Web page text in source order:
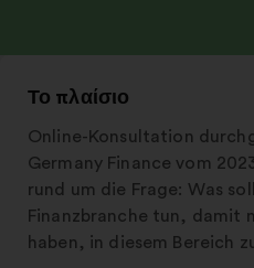
Το πλαίσιο
Online-Konsultation
Germany Finance vom
rund um die Frage: Was
Finanzbranche tun, damit
haben, in diesem Bereich